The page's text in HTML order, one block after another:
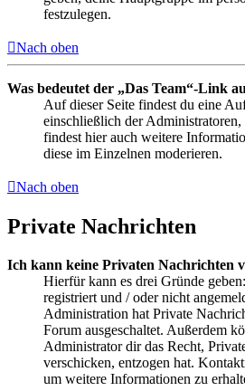
festzulegen.
Nach oben
Was bedeutet der „Das Team“-Link
Auf dieser Seite findest du eine
einschließlich der
findest hier auch weitere
diese im Einzelnen moderieren.
Nach oben
Private Nachrichten
Ich kann keine Privaten Nachrichten
Hierfür kann es drei Gründe
registriert und / oder nicht
Administration hat Private
Forum ausgeschaltet. Außerdem
Administrator dir das Recht,
verschicken, entzogen hat.
um weitere Informationen zu